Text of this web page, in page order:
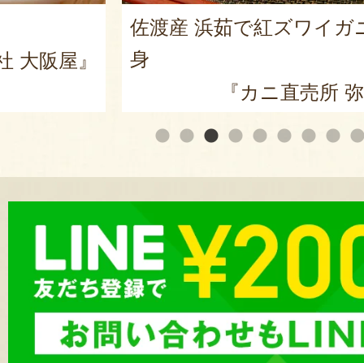
大阪屋』
佐渡産 浜茹で紅ズワイガ
身
『カニ直売所